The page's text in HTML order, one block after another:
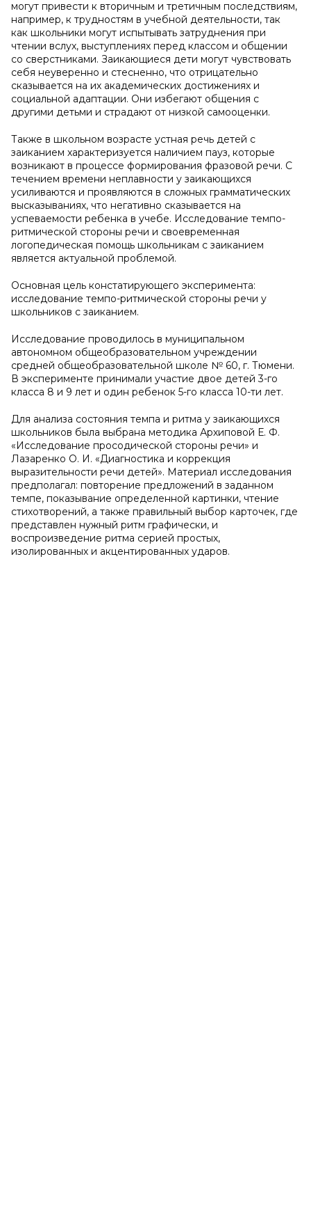
могут привести к вторичным и третичным последствиям,
например, к трудностям в учебной деятельности, так
как школьники могут испытывать затруднения при
чтении вслух, выступлениях перед классом и общении
со сверстниками. Заикающиеся дети могут чувствовать
себя неуверенно и стесненно, что отрицательно
сказывается на их академических достижениях и
социальной адаптации. Они избегают общения с
другими детьми и страдают от низкой самооценки.
Также в школьном возрасте устная речь детей с
заиканием характеризуется наличием пауз, которые
возникают в процессе формирования фразовой речи. С
течением времени неплавности у заикающихся
усиливаются и проявляются в сложных грамматических
высказываниях, что негативно сказывается на
успеваемости ребенка в учебе. Исследование темпо-
ритмической стороны речи и своевременная
логопедическая помощь школьникам с заиканием
является актуальной проблемой.
Основная цель констатирующего эксперимента:
исследование темпо-ритмической стороны речи у
школьников с заиканием.
Исследование проводилось в муниципальном
автономном общеобразовательном учреждении
средней общеобразовательной школе № 60, г. Тюмени.
В эксперименте принимали участие двое детей 3-го
класса 8 и 9 лет и один ребенок 5-го класса 10-ти лет.
Для анализа состояния темпа и ритма у заикающихся
школьников была выбрана методика Архиповой Е. Ф.
«Исследование просодической стороны речи» и
Лазаренко О. И. «Диагностика и коррекция
выразительности речи детей». Материал исследования
предполагал: повторение предложений в заданном
темпе, показывание определенной картинки, чтение
стихотворений, а также правильный выбор карточек, где
представлен нужный ритм графически, и
воспроизведение ритма серией простых,
изолированных и акцентированных ударов.